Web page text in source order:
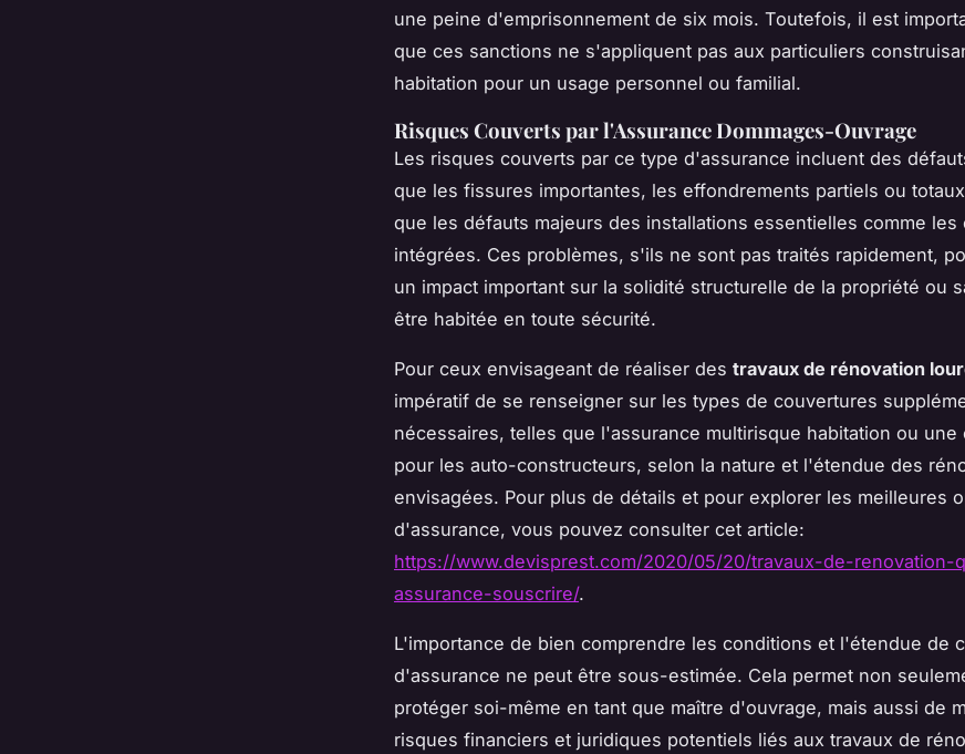
une peine d'emprisonnement de six mois. Toutefois, il est
que ces sanctions ne s'appliquent pas aux particuliers
habitation pour un usage personnel ou familial.
Risques Couverts par l'Assurance Dommages-Ouvrage
Les risques couverts par ce type d'assurance incluent des
que les fissures importantes, les effondrements partiels ou
que les défauts majeurs des installations essentielles comme les
intégrées. Ces problèmes, s'ils ne sont pas traités rapidement,
un impact important sur la solidité structurelle de la propriété ou
être habitée en toute sécurité.
Pour ceux envisageant de réaliser des travaux de rénovation
impératif de se renseigner sur les types de couvertures
nécessaires, telles que l'assurance multirisque habitation ou une
pour les auto-constructeurs, selon la nature et l'étendue des
envisagées. Pour plus de détails et pour explorer les meilleures
d'assurance, vous pouvez consulter cet article:
https://www.devisprest.com/2020/05/20/travaux-de-renovation-
assurance-souscrire/.
L'importance de bien comprendre les conditions et l'étendue de
d'assurance ne peut être sous-estimée. Cela permet non
protéger soi-même en tant que maître d'ouvrage, mais aussi de
risques financiers et juridiques potentiels liés aux travaux de